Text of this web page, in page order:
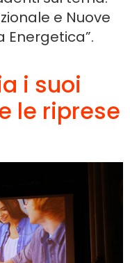
e Nuove
Energetica”.
i suoi
le riprese